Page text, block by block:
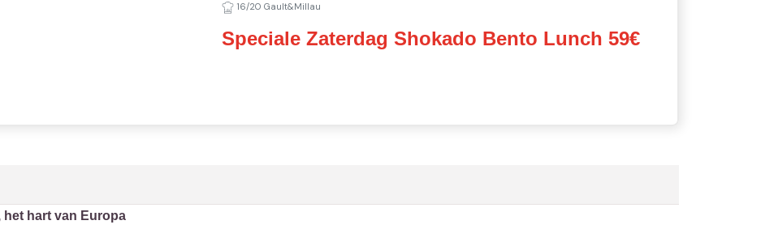
16/20 Gault&Millau
Speciale Zaterdag Shokado Bento Lunch 59€
het hart van Europa